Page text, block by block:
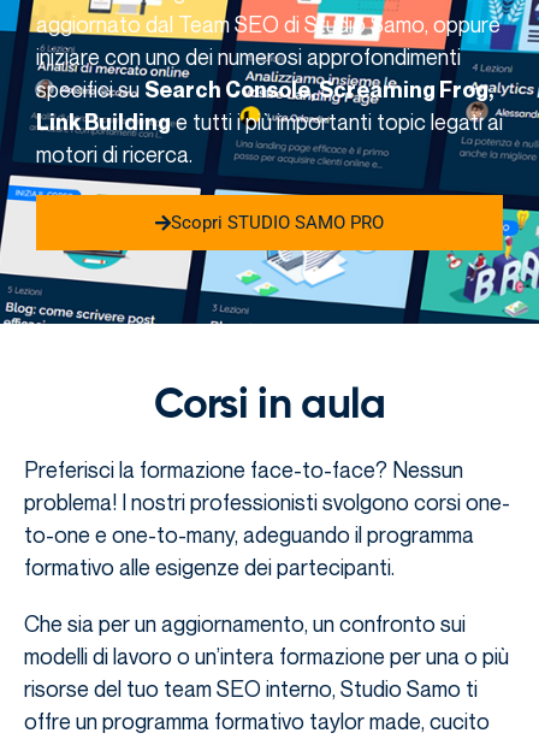
aggiornato dal Team SEO di Studio Samo, oppure
iniziare con uno dei numerosi approfondimenti
specifici su Search Console, Screaming Frog,
Link Buildinge tutti i più importanti topic legati ai
motori di ricerca.
Scopri STUDIO SAMO PRO
Corsi in aula
Preferisci la formazione face-to-face? Nessun
problema! I nostri professionisti svolgono corsi one-
to-one e one-to-many, adeguando il programma
formativo alle esigenze dei partecipanti.
Che sia per un aggiornamento, un confronto sui
modelli di lavoro o un’intera formazione per una o più
risorse del tuo team SEO interno, Studio Samo ti
offre un programma formativo taylor made, cucito